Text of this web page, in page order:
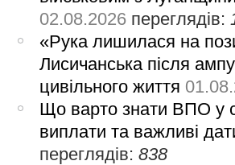
02.08.2026 переглядів:
«Рука лишилася на
Лисичанська після
цивільного життя
Що варто знати ВПО у
виплати та важливі
переглядів:838